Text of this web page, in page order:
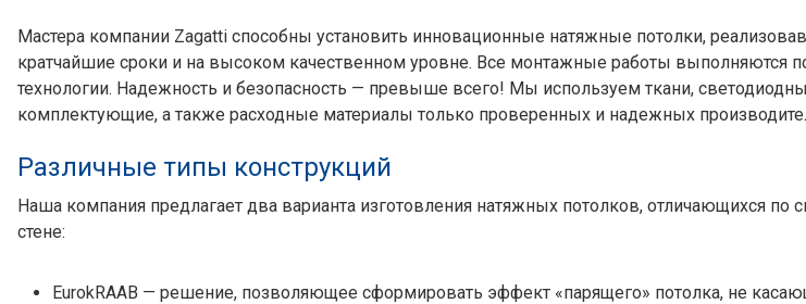
Мастера компании Zagatti способны установить инновационные натяжные потолки,
кратчайшие сроки и на высоком качественном уровне. Все монтажные работы выполняются
технологии. Надежность и безопасность — превыше всего! Мы используем ткани,
комплектующие, а также расходные материалы только проверенных и надежных
Различные типы конструкций
Наша компания предлагает два варианта изготовления натяжных потолков, отличающихся по
стене:
EurokRAAB — решение, позволяющее сформировать эффект «парящего» потолка, не